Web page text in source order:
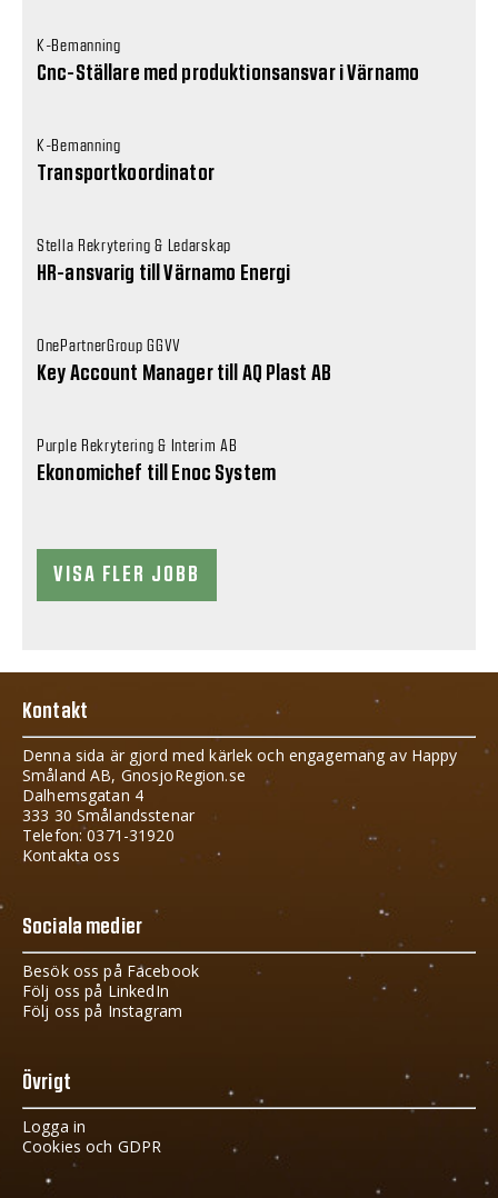
K-Bemanning
Cnc-Ställare med produktionsansvar i Värnamo
K-Bemanning
Transportkoordinator
Stella Rekrytering & Ledarskap
HR-ansvarig till Värnamo Energi
OnePartnerGroup GGVV
Key Account Manager till AQ Plast AB
Purple Rekrytering & Interim AB
Ekonomichef till Enoc System
VISA FLER JOBB
Kontakt
Denna sida är gjord med kärlek och engagemang av Happy
Småland AB, GnosjoRegion.se
Dalhemsgatan 4
333 30 Smålandsstenar
Telefon: 0371-31920
Kontakta oss
Sociala medier
Besök oss på Facebook
Följ oss på LinkedIn
Följ oss på Instagram
Övrigt
Logga in
Cookies och GDPR